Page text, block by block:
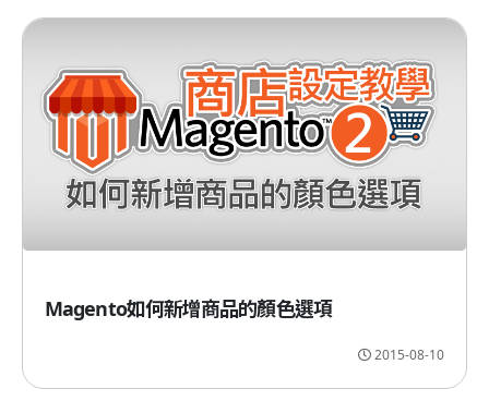
2015-08-10
Magento如何新增商品的顏色選項